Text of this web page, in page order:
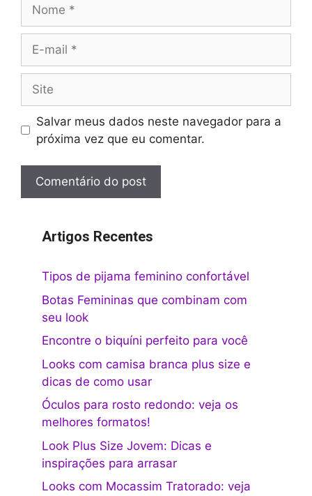
mail
Salvar meus dados neste navegador para a
próxima vez que eu comentar.
Artigos Recentes
Tipos de pijama feminino confortável
Botas Femininas que combinam com
seu look
Encontre o biquíni perfeito para você
Looks com camisa branca plus size e
dicas de como usar
Óculos para rosto redondo: veja os
melhores formatos!
Look Plus Size Jovem: Dicas e
inspirações para arrasar
Looks com Mocassim Tratorado: veja